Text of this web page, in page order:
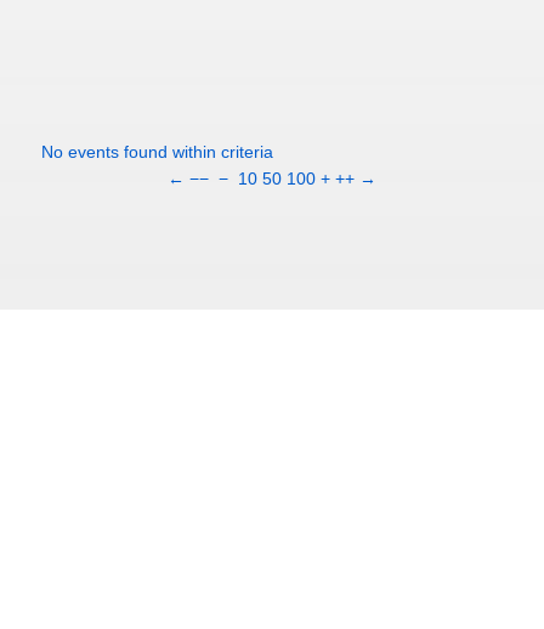
No events found within criteria
← −− − 10 50 100 + ++ →